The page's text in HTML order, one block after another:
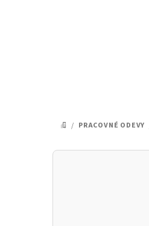
DOMOV
/ PRACOVNÉ ODEVY
B